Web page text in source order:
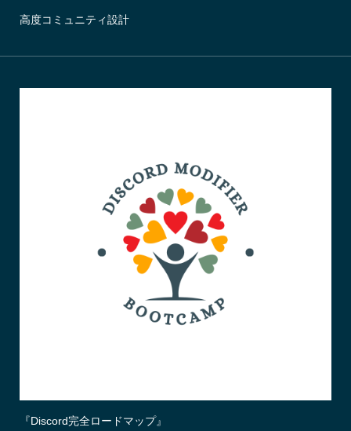
高度コミュニティ設計
『Discord完全ロードマップ』